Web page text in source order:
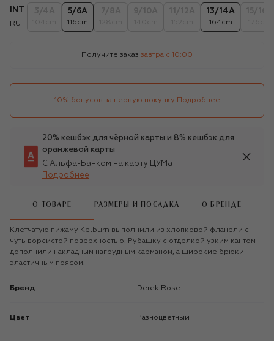
INT
RU
5/6А
116cm
13/14А
164cm
Получите заказ завтра c 10:00
10% бонусов за первую покупку Подробнее
20% кешбэк для чёрной карты и 8% кешбэк для
оранжевой карты
С Альфа-Банком на карту ЦУМа
Подробнее
О ТОВАРЕ РАЗМЕРЫ И ПОСАДКА О БРЕНДЕ
Клетчатую пижаму Kelburn выполнили из хлопковой фланели с
чуть ворсистой поверхностью. Рубашку с отделкой узким кантом
дополнили накладным нагрудным карманом, а широкие брюки –
эластичным поясом.
Бренд Derek Rose
Цвет Разноцветный